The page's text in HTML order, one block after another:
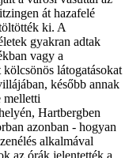
át hazafelé
ki. A
gyakran adtak
vagy a
látogatásokat
később annak
melletti
Hartbergben
azonban - hogyan
alkalmával
az órák jelentették a